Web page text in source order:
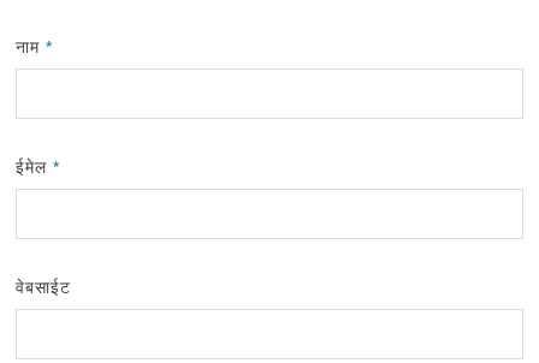
नाम*
ईमेल*
वेबसाईट